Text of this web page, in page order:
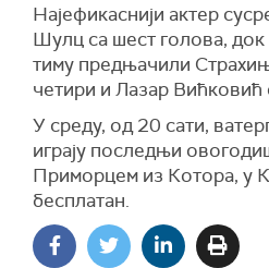
Најефикаснији актер
Шулц са шест голова,
тиму предњачили
четири и Лазар Вићковић
У среду, од 20 сати,
играју последњи
Приморцем из Котора, у
бесплатан.